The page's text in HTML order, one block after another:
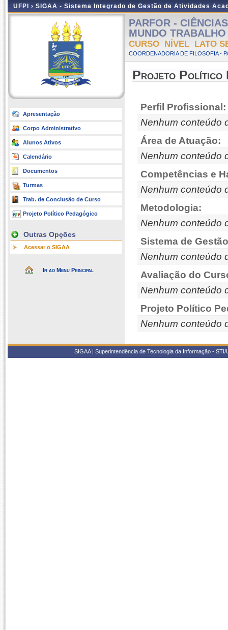
UFPI › SIGAA - Sistema Integrado de Gestão de Atividades
Apresentação
Corpo Administrativo
Alunos Ativos
Calendário
Documentos
Turmas
Trab. de Conclusão de Curso
Projeto Político Pedagógico
Outras Opções
Acessar o SIGAA
Ir ao Menu Principal
PARFOR -
MUNDO
CURSO NÍVEL LATO
COORDENADORIA DE FILOSOFIA -
Projeto Político
Perfil Profissional:
Nenhum conteúdo
Área de Atuação:
Nenhum conteúdo
Competências e
Nenhum conteúdo
Metodologia:
Nenhum conteúdo
Sistema de
Nenhum conteúdo
Avaliação do
Nenhum conteúdo
Projeto Político
Nenhum conteúdo
SIGAA | Superintendência de Tecnologia da Informação -